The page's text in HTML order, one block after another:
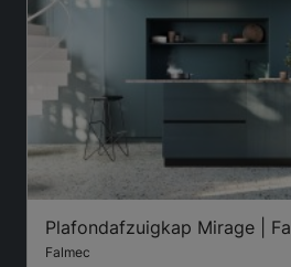
Plafondafzuigkap Mirage |
Falmec